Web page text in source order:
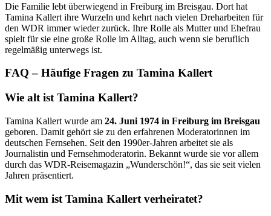
Die Familie lebt überwiegend in Freiburg im Breisgau. Dort hat
Tamina Kallert ihre Wurzeln und kehrt nach vielen Dreharbeiten für
den WDR immer wieder zurück. Ihre Rolle als Mutter und Ehefrau
spielt für sie eine große Rolle im Alltag, auch wenn sie beruflich
regelmäßig unterwegs ist.
FAQ – Häufige Fragen zu Tamina Kallert
Wie alt ist Tamina Kallert?
Tamina Kallert wurde am 24. Juni 1974 in Freiburg im Breisgau
geboren. Damit gehört sie zu den erfahrenen Moderatorinnen im
deutschen Fernsehen. Seit den 1990er-Jahren arbeitet sie als
Journalistin und Fernsehmoderatorin. Bekannt wurde sie vor allem
durch das WDR-Reisemagazin „Wunderschön!“, das sie seit vielen
Jahren präsentiert.
Mit wem ist Tamina Kallert verheiratet?